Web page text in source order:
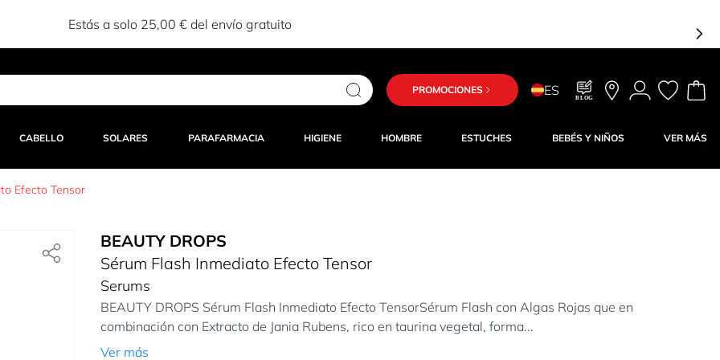
Estás a solo 25,00 € del envío gratuito
PROMOCIONES ES BLOG
CABELLO SOLARES PARAFARMACIA HIGIENE HOMBRE ESTUCHES BEBÉS Y NIÑOS VER MÁS
Efecto Tensor
BEAUTY DROPS
Sérum Flash Inmediato Efecto Tensor
Serums
BEAUTY DROPS Sérum Flash Inmediato Efecto TensorSérum Flash con Algas Rojas que en
combinación con Extracto de Jania Rubens, rico en taurina vegetal, forma...
Ver más